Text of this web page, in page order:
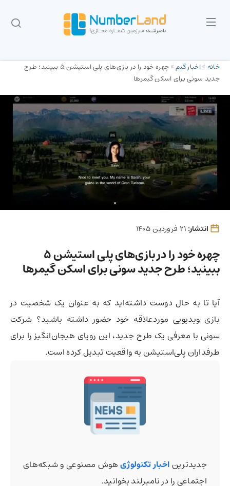
خانه »اخبار گیم»
چهره خود را در بازی‌های پلی‌ استیشن ۵ ببینید؛ طرح
جدید سونی برای اسکن گیمرها
انتشار:
چهره خود را در بازی‌های پلی‌ استیشن ۵
ببینید؛ طرح جدید سونی برای اسکن گیمرها
آیا تا به حال دوست داشته‌اید که به عنوان یک شخصیت در
بازی ویدیویی موردعلاقه خود حضور داشته باشید؟ شرکت
سونی با معرفی یک طرح جدید، این رویای هیجان‌انگیز را برای
طرفداران پلی‌استیشن به واقعیت تبدیل کرده است.
جدیدتریناخبار تکنولوژیهوش مصنوعی و شبکه‌های
اجتماعی را در نامبرلند بخوانید.